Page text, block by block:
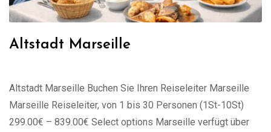
Altstadt Marseille
Altstadt Marseille Buchen Sie Ihren Reiseleiter Marseille
Marseille Reiseleiter, von 1 bis 30 Personen (1St-10St)
299.00€ – 839.00€ Select options Marseille verfügt über